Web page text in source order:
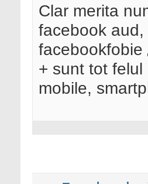
Clar merita
facebook
facebookfobie
+ sunt tot
mobile,